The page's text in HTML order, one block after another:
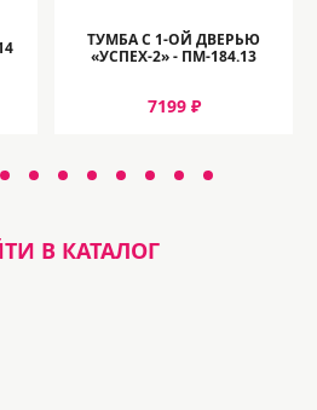
ТУМБА С 1-ОЙ ДВЕРЬЮ
«УСПЕХ-2» - ПМ-184.13
7199 ₽
В КАТАЛОГ